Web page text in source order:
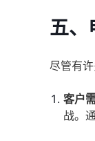
五、
尽管有
客户
战。